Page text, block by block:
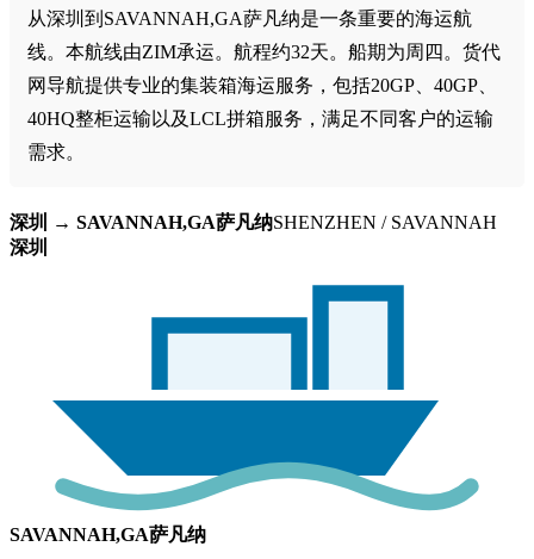
从深圳到SAVANNAH,GA萨凡纳是一条重要的海运航
线。本航线由ZIM承运。航程约32天。船期为周四。货代
网导航提供专业的集装箱海运服务，包括20GP、40GP、
40HQ整柜运输以及LCL拼箱服务，满足不同客户的运输
需求。
深圳 → SAVANNAH,GA萨凡纳SHENZHEN / SAVANNAH
深圳
SAVANNAH,GA萨凡纳